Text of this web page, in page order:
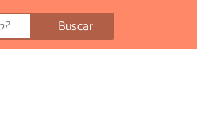
Buscar